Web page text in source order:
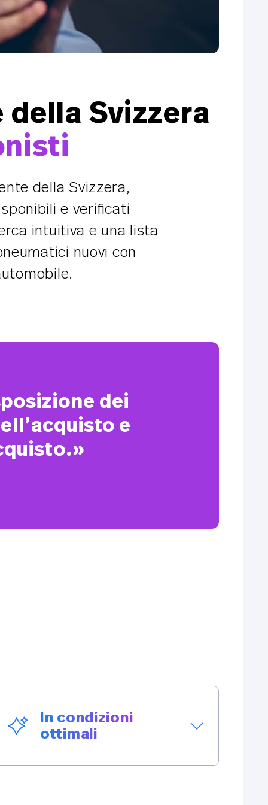
Svizzera
della Svizzera,
e verificati
intuitiva e una lista
nuovi con
dei
e
In condizioni
ottimali